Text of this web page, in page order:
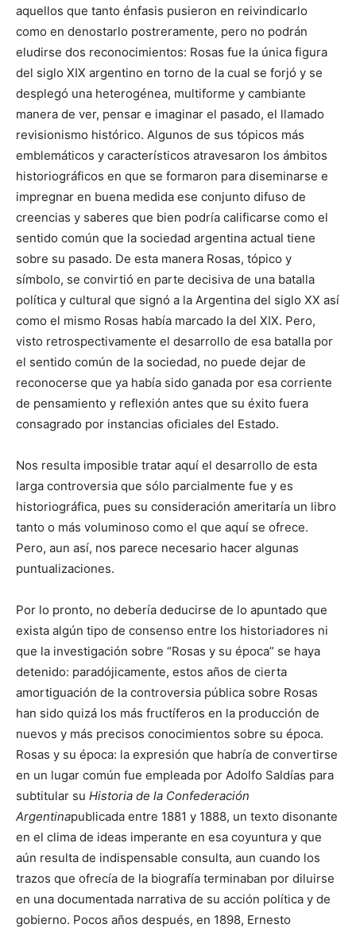
aquellos que tanto énfasis pusieron en reivindicarlo
como en denostarlo postreramente, pero no podrán
eludirse dos reconocimientos: Rosas fue la única figura
del siglo XIX argentino en torno de la cual se forjó y se
desplegó una heterogénea, multiforme y cambiante
manera de ver, pensar e imaginar el pasado, el llamado
revisionismo histórico. Algunos de sus tópicos más
emblemáticos y característicos atravesaron los ámbitos
historiográficos en que se formaron para diseminarse e
impregnar en buena medida ese conjunto difuso de
creencias y saberes que bien podría calificarse como el
sentido común que la sociedad argentina actual tiene
sobre su pasado. De esta manera Rosas, tópico y
símbolo, se convirtió en parte decisiva de una batalla
política y cultural que signó a la Argentina del siglo XX así
como el mismo Rosas había marcado la del XIX. Pero,
visto retrospectivamente el desarrollo de esa batalla por
el sentido común de la sociedad, no puede dejar de
reconocerse que ya había sido ganada por esa corriente
de pensamiento y reflexión antes que su éxito fuera
consagrado por instancias oficiales del Estado.
Nos resulta imposible tratar aquí el desarrollo de esta
larga controversia que sólo parcialmente fue y es
historiográfica, pues su consideración ameritaría un libro
tanto o más voluminoso como el que aquí se ofrece.
Pero, aun así, nos parece necesario hacer algunas
puntualizaciones.
Por lo pronto, no debería deducirse de lo apuntado que
exista algún tipo de consenso entre los historiadores ni
que la investigación sobre “Rosas y su época” se haya
detenido: paradójicamente, estos años de cierta
amortiguación de la controversia pública sobre Rosas
han sido quizá los más fructíferos en la producción de
nuevos y más precisos conocimientos sobre su época.
Rosas y su época: la expresión que habría de convertirse
en un lugar común fue empleada por Adolfo Saldías para
subtitular su Historia de la Confederación
Argentinapublicada entre 1881 y 1888, un texto disonante
en el clima de ideas imperante en esa coyuntura y que
aún resulta de indispensable consulta, aun cuando los
trazos que ofrecía de la biografía terminaban por diluirse
en una documentada narrativa de su acción política y de
gobierno. Pocos años después, en 1898, Ernesto